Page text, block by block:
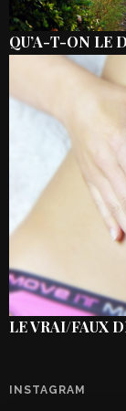
QU’A-T-ON LE
LE VRAI/FAUX
INSTAGRAM